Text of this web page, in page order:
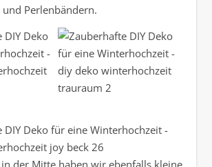
Perlenbändern.
der Mitte haben wir ebenfalls kleine